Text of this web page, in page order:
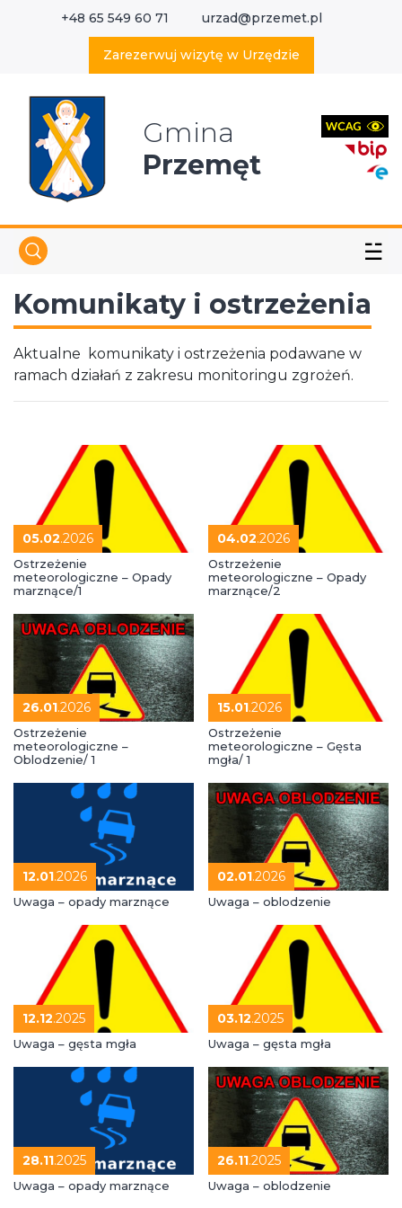
+48 65 549 60 71 urzad@przemet.pl
Zarezerwuj wizytę w Urzędzie
Gmina
Przemęt
☱
Komunikaty i ostrzeżenia
Aktualne komunikaty i ostrzeżenia podawane w
ramach działań z zakresu monitoringu zgrożeń.
05.02.2026
Ostrzeżenie
meteorologiczne – Opady
marznące/1
04.02.2026
Ostrzeżenie
meteorologiczne – Opady
marznące/2
26.01.2026
Ostrzeżenie
meteorologiczne –
Oblodzenie/ 1
15.01.2026
Ostrzeżenie
meteorologiczne – Gęsta
mgła/ 1
12.01.2026
Uwaga – opady marznące
02.01.2026
Uwaga – oblodzenie
12.12.2025
Uwaga – gęsta mgła
03.12.2025
Uwaga – gęsta mgła
28.11.2025
Uwaga – opady marznące
26.11.2025
Uwaga – oblodzenie
Wyszukaj w serwisie